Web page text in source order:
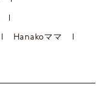
Hanakoママ